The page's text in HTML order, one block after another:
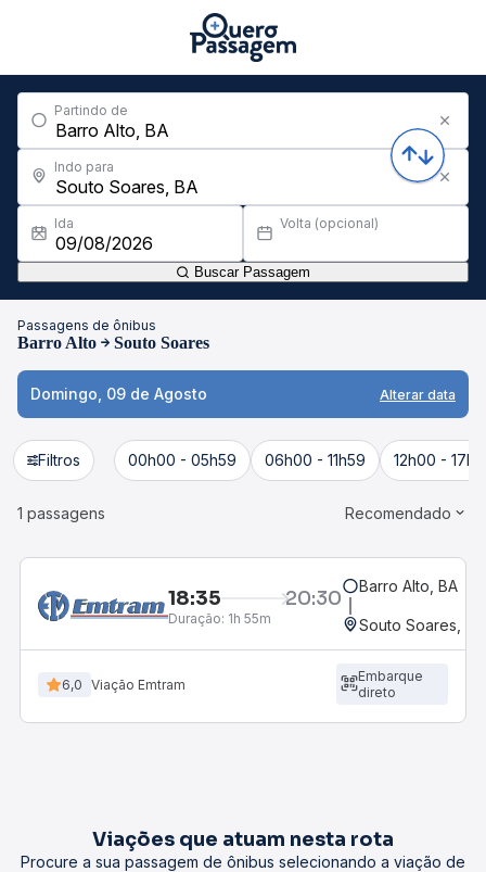
Partindo de
Indo para
Ida Volta (opcional)
Buscar Passagem
Passagens de ônibus
Barro Alto Souto Soares
Domingo, 09 de Agosto Alterar data
Filtros 00h00 - 05h59 06h00 - 11h59 12h00 -
1 passagens Recomendado
18:35 20:30
Duração: 1h 55m
Barro Alto, BA
Souto Soares, BA
6,0 Viação Emtram
Embarque
direto
Viações que atuam nesta rota
Procure a sua passagem de ônibus selecionando a viação de